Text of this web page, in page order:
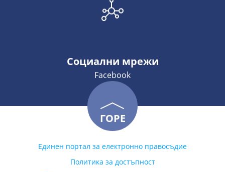
Социални мрежи
Facebook
ГОРЕ
Единен портал за електронно правосъдие
Политика за достъпност